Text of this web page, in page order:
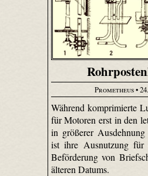
Prometheus•
Während komprimierte
für Motoren erst in den
in größerer
ist ihre Ausnutzung
Beförderung von
älteren Datums.